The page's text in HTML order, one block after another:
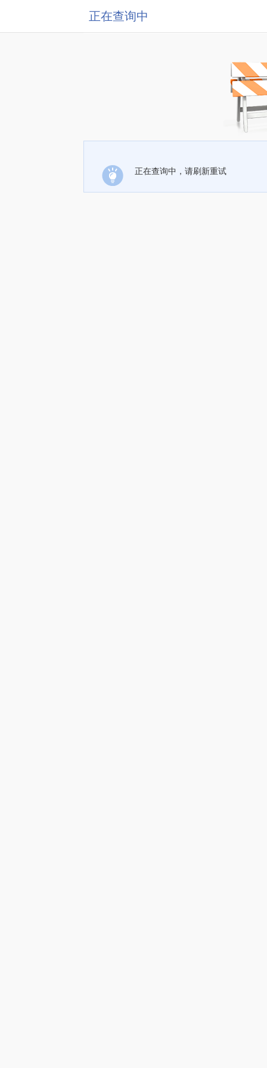
正在查询中
正在查询中，请刷新重试